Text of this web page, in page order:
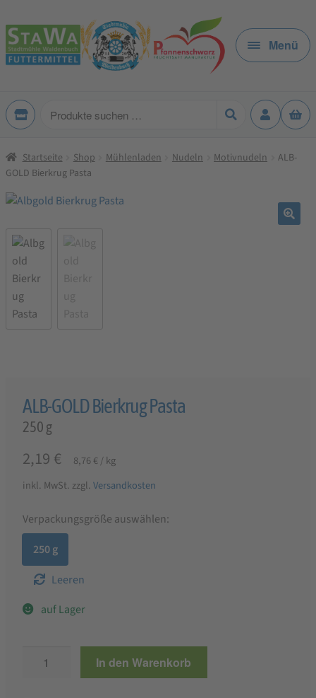
Zur
Navigation
springen
Zum
Inhalt
springen
Menü
Produkte
Startseite Shop Mühlenladen Nudeln Motivnudeln
ALB-
GOLD Bierkrug Pasta
ALB-GOLD Bierkrug Pasta
250 g
2,19 € 8,76 €/kg
inkl. MwSt. zzgl. Versandkosten
Verpackungsgröße auswählen:
250 g
Leeren
auf Lager
GOLD
In den Warenkorb